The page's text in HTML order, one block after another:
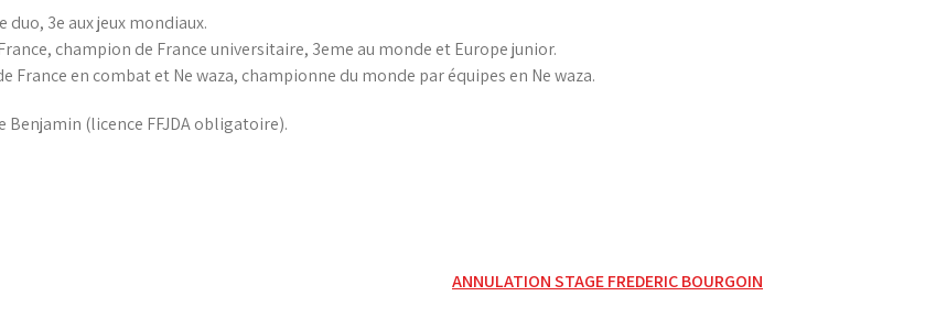
3e aux jeux mondiaux.
champion de France universitaire, 3eme au monde et Europe junior.
France en combat et Ne waza, championne du monde par équipes en Ne waza.
(licence FFJDA obligatoire).
ANNULATION STAGE FREDERIC BOURGOIN